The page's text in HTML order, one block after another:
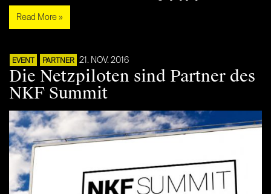
Read More »
EVENT PARTNER 21. NOV. 2016
Die Netzpiloten sind Partner des
NKF Summit